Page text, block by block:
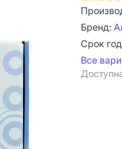
Бренд:
Срок
Все